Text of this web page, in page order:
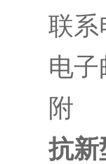
联系
电
附
抗新